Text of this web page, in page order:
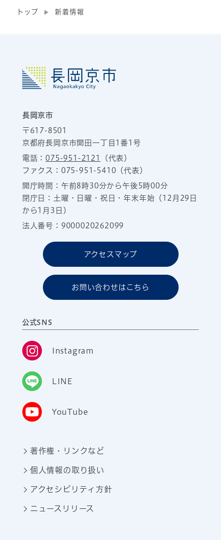
トップ 新着情報
長岡京市
〒617-8501
京都府長岡京市開田一丁目1番1号
電話：075-951-2121
（代表）
ファクス：075-951-5410（代表）
開庁時間：午前8時30分から午後5時00分
閉庁日：土曜・日曜・祝日・年末年始（12月29日
から1月3日）
法人番号：9000020262099
アクセスマップ
お問い合わせはこちら
公式SNS
Instagram
LINE
YouTube
著作権・リンクなど
個人情報の取り扱い
アクセシビリティ方針
ニュースリリース